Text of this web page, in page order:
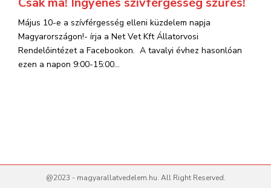
Május 10-e a szívférgesség elleni küzdelem napja
Magyarországon!- írja a Net Vet Kft Állatorvosi
Rendelőintézet a Facebookon. A tavalyi évhez hasonlóan
ezen a napon 9:00-15:00...
@2023 - magyarallatvedelem.hu. All Right Reserved.